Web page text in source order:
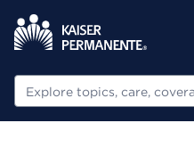
Buscar